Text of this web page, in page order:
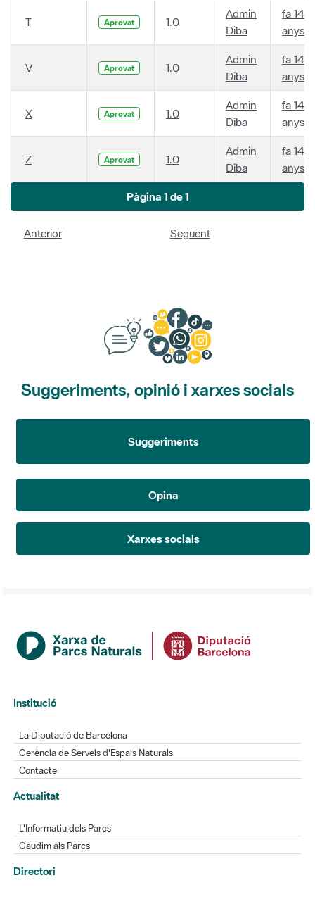
T Aprovat 1.0
Admin
Diba
fa 14
anys
V Aprovat 1.0
Admin
Diba
fa 14
anys
X Aprovat 1.0
Admin
Diba
fa 14
anys
Z Aprovat 1.0
Admin
Diba
fa 14
anys
Pàgina 1 de 1
Anterior Següent
Suggeriments, opinió i xarxes socials
Suggeriments
Opina
Xarxes socials
Institució
La Diputació de Barcelona
Gerència de Serveis d'Espais Naturals
Contacte
Actualitat
L'Informatiu dels Parcs
Gaudim als Parcs
Directori